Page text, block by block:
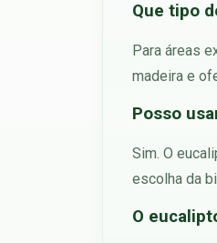
Que tipo
Para áreas
madeira e
Posso
Sim. O
escolha da
O